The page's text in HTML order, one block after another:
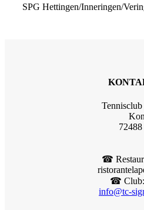
SPG Hettingen/Inneringen/
☎︎
☎︎ Club:
info@tc-